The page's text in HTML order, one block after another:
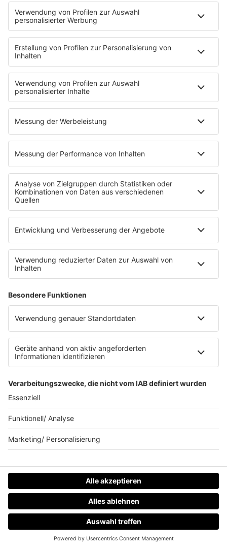
HOME RADIOS MENÜ
30.07.2026
Es ist offiziell: Rave The Planet findet
statt
Nach dem Anschlag beim Berliner CSD stand Rave The
Planet für kurze Zeit auf der Kippe. Jetzt ist klar: Die
Technoparade findet statt. Der Zug der Liebe wurde
dagegen abgesagt.
Home
Sendeplan
90s90s-Team
Robs MIX UP
Radios
90s90s RADIO
90s90s DANCE RADIO
90s00s MILLENNIUM RADIO
Boygroups
Britpop
Dinnerparty
Grunge
House